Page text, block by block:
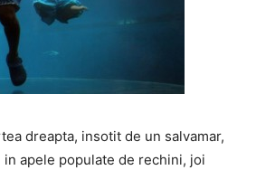
dreapta, insotit de un salvamar,
apele populate de rechini, joi